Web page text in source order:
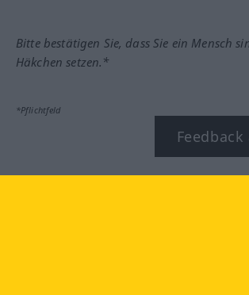
Bitte bestätigen Sie, dass Sie ein Mensch
Häkchen setzen.*
*Pflichtfeld